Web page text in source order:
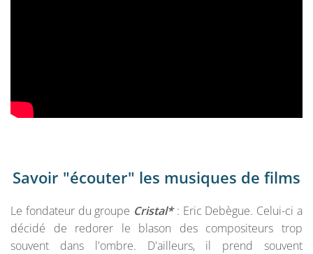
Savoir "écouter" les musiques de films
Le fondateur du groupe Cristal*: Eric Debègue. Celui-ci a
décidé de redorer le blason des compositeurs trop
souvent dans l'ombre. D'ailleurs, il prend souvent